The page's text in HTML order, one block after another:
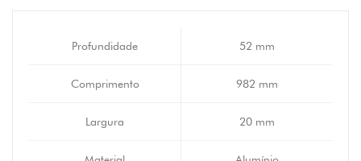
Profundidade 52 mm
Comprimento 982 mm
Largura 20 mm